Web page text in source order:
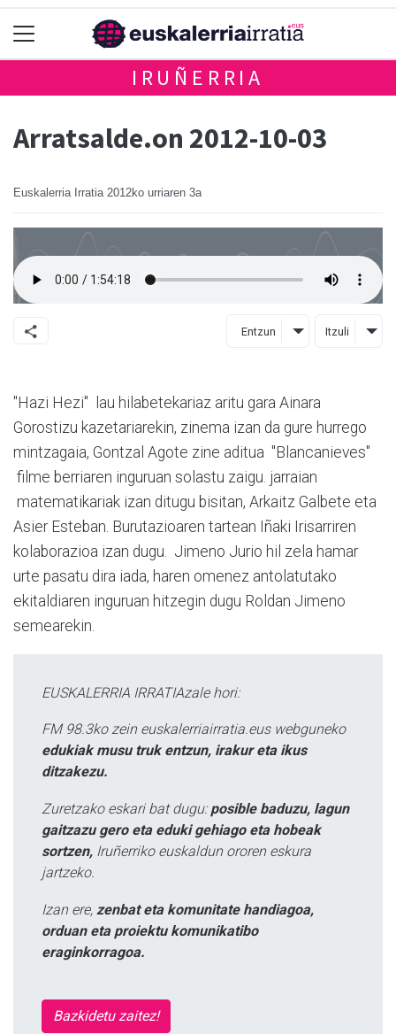
IRUÑERRIA
Arratsalde.on 2012-10-03
Euskalerria Irratia 2012ko urriaren 3a
Entzun Itzuli
"Hazi Hezi" lau hilabetekariaz aritu gara Ainara
Gorostizu kazetariarekin, zinema izan da gure hurrego
mintzagaia, Gontzal Agote zine aditua "Blancanieves"
filme berriaren inguruan solastu zaigu. jarraian
matematikariak izan ditugu bisitan, Arkaitz Galbete eta
Asier Esteban. Burutazioaren tartean Iñaki Irisarriren
kolaborazioa izan dugu. Jimeno Jurio hil zela hamar
urte pasatu dira iada, haren omenez antolatutako
ekitaldiaren inguruan hitzegin dugu Roldan Jimeno
semearekin.
EUSKALERRIA IRRATIAzale hori:
FM 98.3ko zein euskalerriairratia.eus webguneko
edukiak musu truk entzun, irakur eta ikus
ditzakezu.
Zuretzako eskari bat dugu: posible baduzu, lagun
gaitzazu gero eta eduki gehiago eta hobeak
sortzen, Iruñerriko euskaldun ororen eskura
jartzeko.
Izan ere, zenbat eta komunitate handiagoa,
orduan eta proiektu komunikatibo
eraginkorragoa.
Bazkidetu zaitez!